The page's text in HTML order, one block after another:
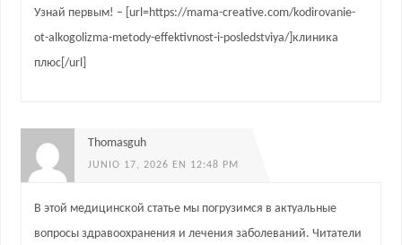
Узнай первым! – [url=https://mama-creative.com/kodirovanie-
ot-alkogolizma-metody-effektivnost-i-posledstviya/]клиника
плюс[/url]
Thomasguh
JUNIO 17, 2026 EN 12:48 PM
В этой медицинской статье мы погрузимся в актуальные
вопросы здравоохранения и лечения заболеваний. Читатели